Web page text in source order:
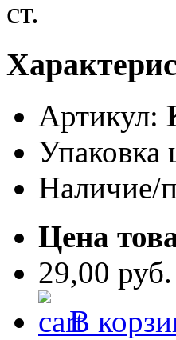
Артикул:
Упаковка
Наличие/
Цена
29,00 руб.
В